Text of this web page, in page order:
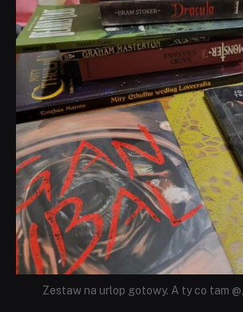
Zestaw na urlop gotowy. A ty co tam